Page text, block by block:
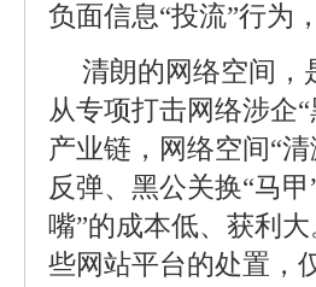
负面信息“投流”行为
清朗的网络空间，
从专项打击网络涉企
产业链，网络空间“
反弹、黑公关换“马
嘴”的成本低、获利
些网站平台的处置，